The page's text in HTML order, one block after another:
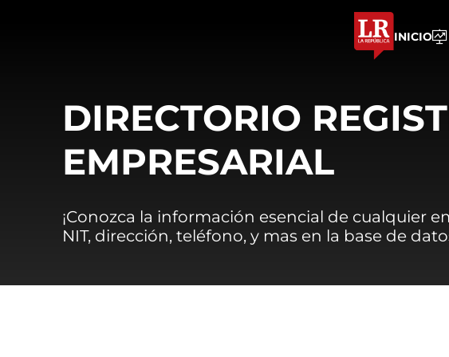
INICIO
DIRECTORIO
EMPRESARIAL
¡Conozca la información esencial de cualquier
NIT, dirección, teléfono, y mas en la base de